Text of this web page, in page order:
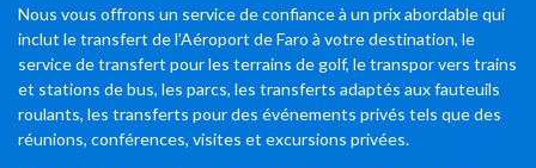
Nous vous offrons un service de confiance à un prix abordable qui
inclut le transfert de l’Aéroport de Faro à votre destination, le
service de transfert pour les terrains de golf, le transpor vers trains
et stations de bus, les parcs, les transferts adaptés aux fauteuils
roulants, les transferts pour des événements privés tels que des
réunions, conférences, visites et excursions privées.